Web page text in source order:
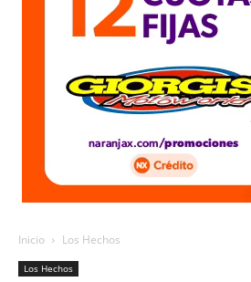
Inicio Los Hechos
Los Hechos